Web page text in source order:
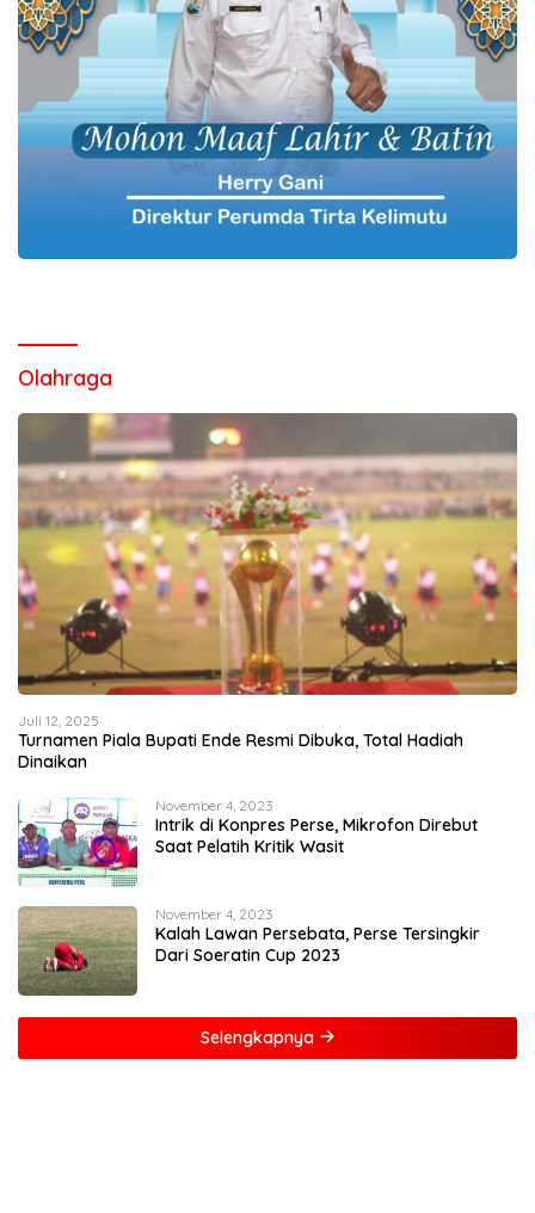
Olahraga
Juli 12, 2025
Turnamen Piala Bupati Ende Resmi Dibuka, Total Hadiah
Dinaikan
November 4, 2023
Intrik di Konpres Perse, Mikrofon Direbut
Saat Pelatih Kritik Wasit
November 4, 2023
Kalah Lawan Persebata, Perse Tersingkir
Dari Soeratin Cup 2023
Selengkapnya